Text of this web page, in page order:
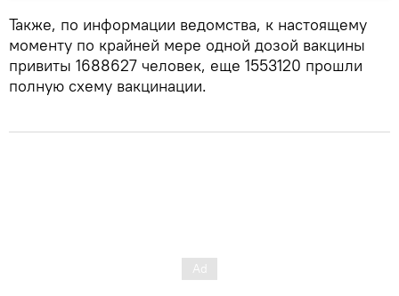
Также, по информации ведомства, к настоящему
моменту по крайней мере одной дозой вакцины
привиты 1688627 человек, еще 1553120 прошли
полную схему вакцинации.